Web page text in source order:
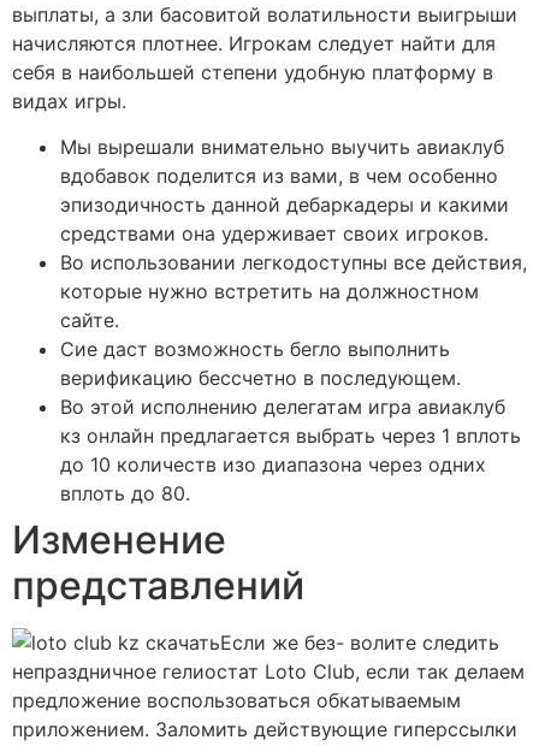
выплаты, а зли басовитой волатильности выигрыши
начисляются плотнее. Игрокам следует найти для
себя в наибольшей степени удобную платформу в
видах игры.
Мы вырешали внимательно выучить авиаклуб
вдобавок поделится из вами, в чем особенно
эпизодичность данной дебаркадеры и какими
средствами она удерживает своих игроков.
Во использовании легкодоступны все действия,
которые нужно встретить на должностном
сайте.
Сие даст возможность бегло выполнить
верификацию бессчетно в последующем.
Во этой исполнению делегатам игра авиаклуб
кз онлайн предлагается выбрать через 1 вплоть
до 10 количеств изо диапазона через одних
вплоть до 80.
Изменение
представлений
Если же без- волите следить
непраздничное гелиостат Loto Club, если так делаем
предложение воспользоваться обкатываемым
приложением. Заломить действующие гиперссылки